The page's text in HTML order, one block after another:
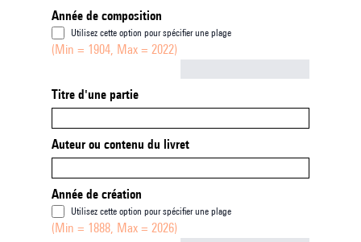
Année de composition
Utilisez cette option pour spécifier une plage
(Min = 1904, Max = 2022)
Titre d'une partie
Auteur ou contenu du livret
Année de création
Utilisez cette option pour spécifier une plage
(Min = 1888, Max = 2026)